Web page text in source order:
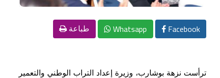
Facebook
Whatsapp طباعة
ترأست نزهة بوشارب، وزيرة إعداد التراب الوطني والتعمير